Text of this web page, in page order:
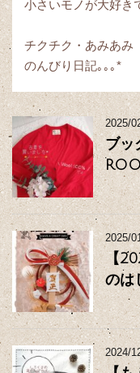
小さいモノが大好き
チクチク・あみあみ
のんびり日記｡｡｡*
2025/
ブッ
2025/
【
のは
2024/